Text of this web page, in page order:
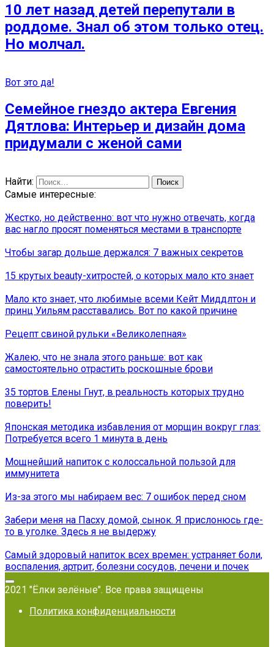
10 лет назад детей перепутали в
роддоме. Знал об этом только отец.
Но молчал.
Вот это да!
Семейное гнездо актера Евгения
Дятлова: Интерьер и дизайн дома
придумали с женой сами
Найти:
Самые интересные:
Жестко, но действенно: вот что нужно отвечать, когда
вас нагло просят поменяться местами в транспорте
Чтобы загар дольше держался: 7 важных секретов
15 крутых beauty-хитростей, о которых мало кто знает
Мало кто знает, что любимые всеми Кейт Миддлтон и
принц Уильям расставались. Вот по какой причине
Рецепт свиной рульки «Великолепная»
Жалею, что не знала этого раньше: вот как
самостоятельно отрастить роскошные брови
35 тортов Елены Гнут, в реальность которых трудно
поверить!
Японская методика избавления от морщин вокруг глаз:
Потребуется всего 1 минута в день
Мощнейший напиток с колоссальной пользой для
иммунитета
Из-за этого мы набираем вес: 7 ошибок перед сном
Забери меня на Пасху домой, сынок. Я прислонюсь где-
то в уголке. Здесь я не выдержу
Самый здоровый напиток всех времен: устраняет боли,
воспаления, артрит, болезни сосудов, печени и почек
2021 "Ёлки зелёные". Все права защищены
Политика конфиденциальности